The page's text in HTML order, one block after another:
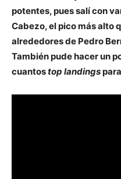
potentes, pues salí con
Cabezo, el pico más alto
alrededores de Pedro
También pude hacer un
cuantostop landings